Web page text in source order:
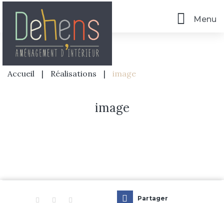
Menu
Accueil | Réalisations | image
image
Partager